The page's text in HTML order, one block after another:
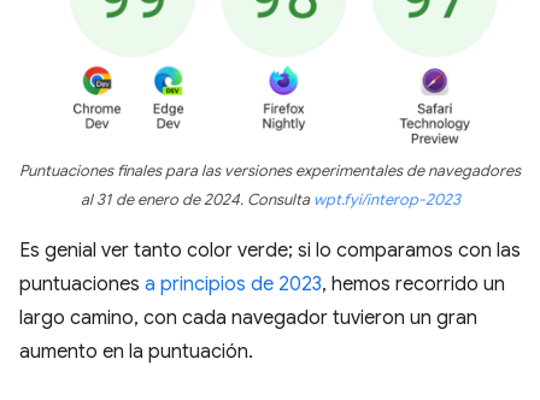
Puntuaciones finales para las versiones experimentales de navegadores
al 31 de enero de 2024. Consultawpt.fyi/interop-2023
Es genial ver tanto color verde; si lo comparamos con las
puntuaciones a principios de 2023, hemos recorrido un
largo camino, con cada navegador tuvieron un gran
aumento en la puntuación.